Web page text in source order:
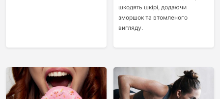
шкодять шкірі, додаючи
зморшок та втомленого
вигляду.